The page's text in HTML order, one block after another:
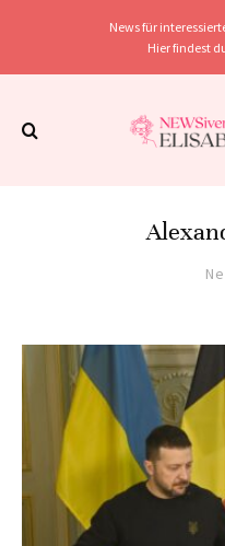
News für
Hier findest